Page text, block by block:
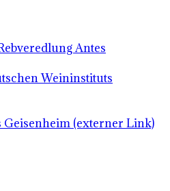
Antes
Weininstituts
Geisenheim (externer Link)